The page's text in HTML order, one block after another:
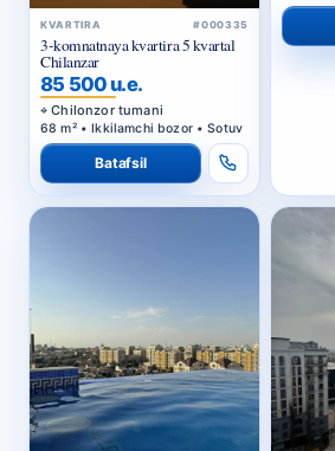
KVARTIRA #000335
3-komnatnaya kvartira 5 kvartal
Chilanzar
85 500 u.e.
Chilonzor tumani
68 m² • Ikkilamchi bozor • Sotuv
Batafsil